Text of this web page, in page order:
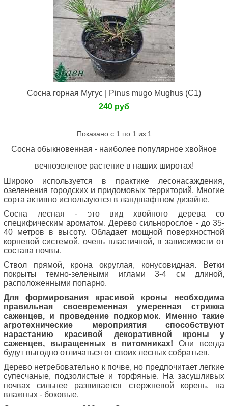
Сосна горная Мугус | Pinus mugo Mughus (С1)
240 руб
Показано с 1 по 1 из 1
Сосна обыкновенная - наиболее популярное хвойное
вечнозеленое растение в наших широтах!
Широко используется в практике лесонасаждения,
озеленения городских и придомовых территорий. Многие
сорта активно используются в ландшафтном дизайне.
Сосна лесная - это вид хвойного дерева со
специфическим ароматом. Дерево сильнорослое - до 35-
40 метров в высоту. Обладает мощной поверхностной
корневой системой, очень пластичной, в зависимости от
состава почвы.
Ствол прямой, крона округлая, конусовидная. Ветки
покрыты темно-зелеными иглами 3-4 см длиной,
расположенными попарно.
Для формирования красивой кроны необходима
правильная своевременная умеренная стрижка
саженцев, и проведение подкормок. Именно такие
агротехнические мероприятия способствуют
нарастанию красивой декоративной кроны у
саженцев, выращенных в питомниках! Они всегда
будут выгодно отличаться от своих лесных собратьев.
Дерево нетребовательно к почве, но предпочитает легкие
супесчаные, подзолистые и торфяные. На засушливых
почвах сильнее развивается стержневой корень, на
влажных - боковые.